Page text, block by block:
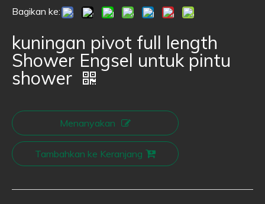
Bagikan ke:
kuningan pivot full length
Shower Engsel untuk pintu
shower
Menanyakan
Tambahkan ke Keranjang